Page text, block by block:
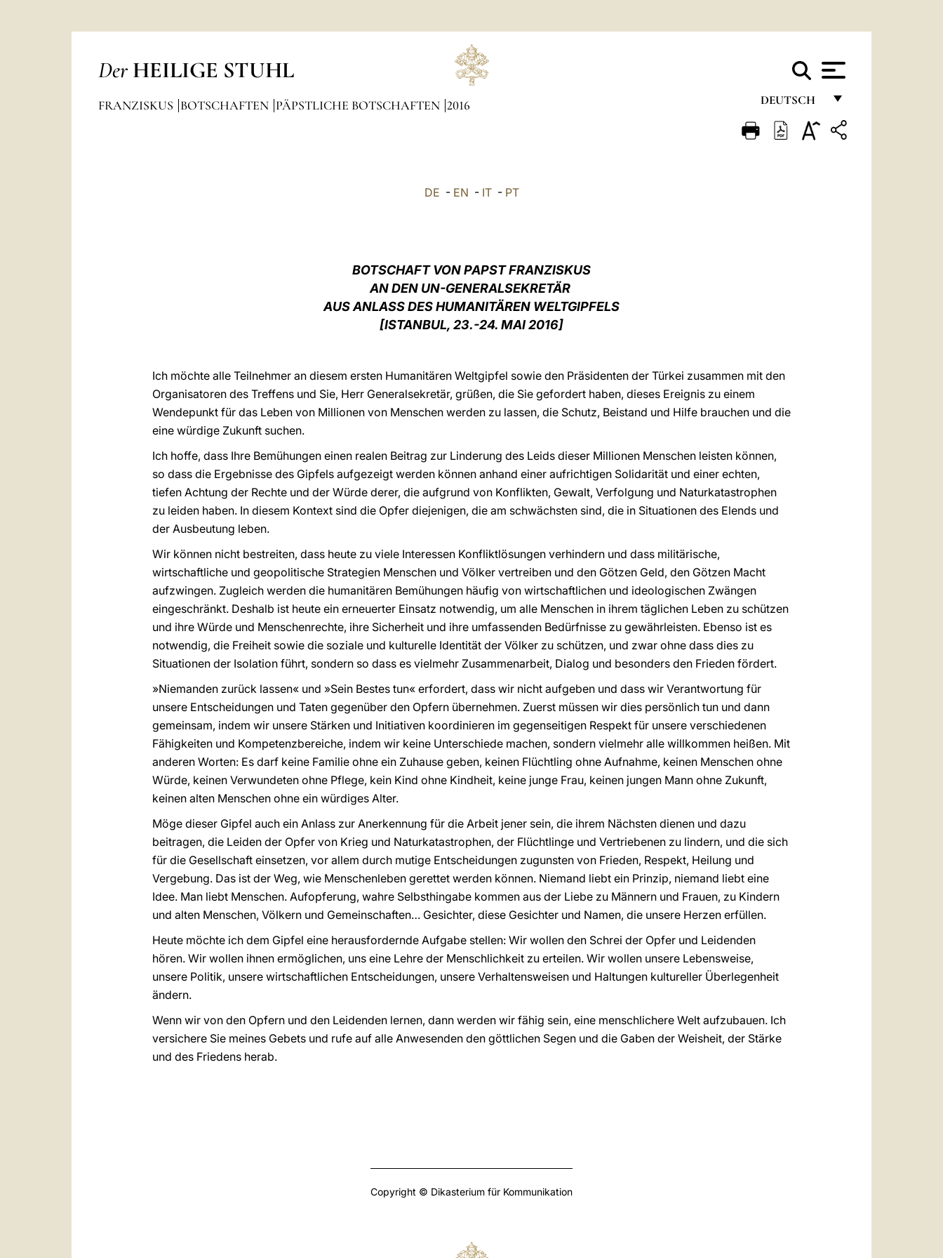
Der HEILIGE STUHL
DEUTSCH
FRANÇAIS
LATINE
FRANZISKUS BOTSCHAFTEN PÄPSTLICHE BOTSCHAFTEN 2016
DE - EN - IT- PT
BOTSCHAFT VON PAPST FRANZISKUS
AN DEN UN-GENERALSEKRETÄR
AUS ANLASS DES HUMANITÄREN WELTGIPFELS
[ISTANBUL, 23.-24. MAI 2016]
Ich möchte alle Teilnehmer an diesem ersten Humanitären Weltgipfel sowie den Präsidenten der Türkei zusammen mit den
Organisatoren des Treffens und Sie, Herr Generalsekretär, grüßen, die Sie gefordert haben, dieses Ereignis zu einem
Wendepunkt für das Leben von Millionen von Menschen werden zu lassen, die Schutz, Beistand und Hilfe brauchen und die
eine würdige Zukunft suchen.
Ich hoffe, dass Ihre Bemühungen einen realen Beitrag zur Linderung des Leids dieser Millionen Menschen leisten können,
so dass die Ergebnisse des Gipfels aufgezeigt werden können anhand einer aufrichtigen Solidarität und einer echten,
tiefen Achtung der Rechte und der Würde derer, die aufgrund von Konflikten, Gewalt, Verfolgung und Naturkatastrophen
zu leiden haben. In diesem Kontext sind die Opfer diejenigen, die am schwächsten sind, die in Situationen des Elends und
der Ausbeutung leben.
Wir können nicht bestreiten, dass heute zu viele Interessen Konfliktlösungen verhindern und dass militärische,
wirtschaftliche und geopolitische Strategien Menschen und Völker vertreiben und den Götzen Geld, den Götzen Macht
aufzwingen. Zugleich werden die humanitären Bemühungen häufig von wirtschaftlichen und ideologischen Zwängen
eingeschränkt. Deshalb ist heute ein erneuerter Einsatz notwendig, um alle Menschen in ihrem täglichen Leben zu schützen
und ihre Würde und Menschenrechte, ihre Sicherheit und ihre umfassenden Bedürfnisse zu gewährleisten. Ebenso ist es
notwendig, die Freiheit sowie die soziale und kulturelle Identität der Völker zu schützen, und zwar ohne dass dies zu
Situationen der Isolation führt, sondern so dass es vielmehr Zusammenarbeit, Dialog und besonders den Frieden fördert.
»Niemanden zurück lassen« und »Sein Bestes tun« erfordert, dass wir nicht aufgeben und dass wir Verantwortung für
unsere Entscheidungen und Taten gegenüber den Opfern übernehmen. Zuerst müssen wir dies persönlich tun und dann
gemeinsam, indem wir unsere Stärken und Initiativen koordinieren im gegenseitigen Respekt für unsere verschiedenen
Fähigkeiten und Kompetenzbereiche, indem wir keine Unterschiede machen, sondern vielmehr alle willkommen heißen. Mit
anderen Worten: Es darf keine Familie ohne ein Zuhause geben, keinen Flüchtling ohne Aufnahme, keinen Menschen ohne
Würde, keinen Verwundeten ohne Pflege, kein Kind ohne Kindheit, keine junge Frau, keinen jungen Mann ohne Zukunft,
keinen alten Menschen ohne ein würdiges Alter.
Möge dieser Gipfel auch ein Anlass zur Anerkennung für die Arbeit jener sein, die ihrem Nächsten dienen und dazu
beitragen, die Leiden der Opfer von Krieg und Naturkatastrophen, der Flüchtlinge und Vertriebenen zu lindern, und die sich
für die Gesellschaft einsetzen, vor allem durch mutige Entscheidungen zugunsten von Frieden, Respekt, Heilung und
Vergebung. Das ist der Weg, wie Menschenleben gerettet werden können. Niemand liebt ein Prinzip, niemand liebt eine
Idee. Man liebt Menschen. Aufopferung, wahre Selbsthingabe kommen aus der Liebe zu Männern und Frauen, zu Kindern
und alten Menschen, Völkern und Gemeinschaften… Gesichter, diese Gesichter und Namen, die unsere Herzen erfüllen.
Heute möchte ich dem Gipfel eine herausfordernde Aufgabe stellen: Wir wollen den Schrei der Opfer und Leidenden
hören. Wir wollen ihnen ermöglichen, uns eine Lehre der Menschlichkeit zu erteilen. Wir wollen unsere Lebensweise,
unsere Politik, unsere wirtschaftlichen Entscheidungen, unsere Verhaltensweisen und Haltungen kultureller Überlegenheit
ändern.
Wenn wir von den Opfern und den Leidenden lernen, dann werden wir fähig sein, eine menschlichere Welt aufzubauen. Ich
versichere Sie meines Gebets und rufe auf alle Anwesenden den göttlichen Segen und die Gaben der Weisheit, der Stärke
und des Friedens herab.
Copyright © Dikasterium für Kommunikation